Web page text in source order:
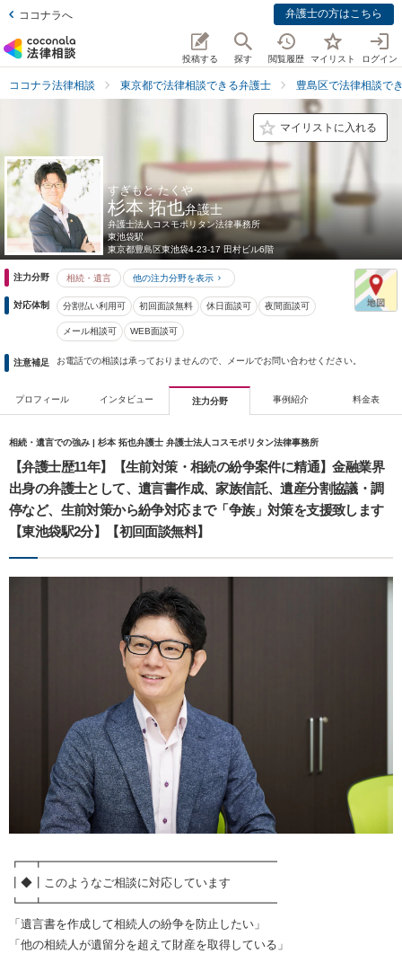
ココナラへ 弁護士の方はこちら
投稿する 探す 閲覧履歴 マイリスト ログイン
ココナラ法律相談 東京都で法律相談できる弁護士 豊島区で法律相談で
マイリストに入れる
すぎもと たくや
杉本 拓也弁護士
弁護士法人コスモポリタン法律事務所
東池袋駅
東京都豊島区東池袋4-23-17 田村ビル6階
注力分野 相続・遺言 他の注力分野を表示
対応体制 分割払い利用可 初回面談無料 休日面談可 夜間面談可
メール相談可 WEB面談可
注意補足 お電話での相談は承っておりませんので、メールでお問い合わせください。
プロフィール インタビュー 注力分野 事例紹介 料金表
相続・遺言での強み | 杉本 拓也弁護士 弁護士法人コスモポリタン法律事務所
【弁護士歴11年】【生前対策・相続の紛争案件に精通】金融業界
出身の弁護士として、遺言書作成、家族信託、遺産分割協議・調
停など、生前対策から紛争対応まで「争族」対策を支援致します
【東池袋駅2分】【初回面談無料】
┏━┳━━━━━━━━━━━━━━━━━━━━
┃◆┃このようなご相談に対応しています
┗━┻━━━━━━━━━━━━━━━━━━━━
「遺言書を作成して相続人の紛争を防止したい」
「他の相続人が遺留分を超えて財産を取得している」